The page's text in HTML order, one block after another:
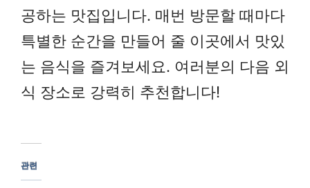
공하는 맛집입니다. 매번 방문할 때마다
특별한 순간을 만들어 줄 이곳에서 맛있
는 음식을 즐겨보세요. 여러분의 다음 외
식 장소로 강력히 추천합니다!
관련